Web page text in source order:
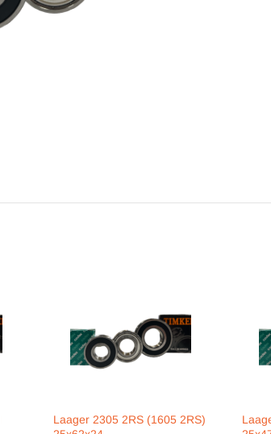
Laager 2305 2RS (1605 2RS)